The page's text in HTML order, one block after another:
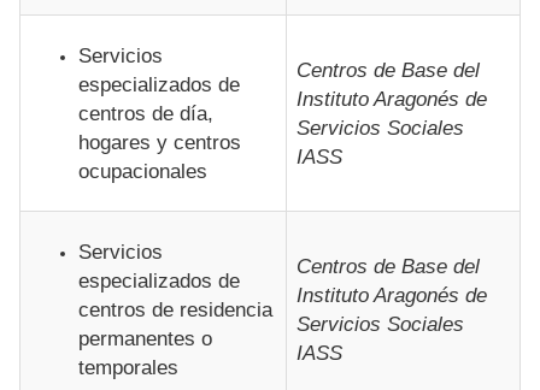
Servicios
especializados de
centros de día,
hogares y centros
ocupacionales
Centros de Base del
Instituto Aragonés de
Servicios Sociales
IASS
Servicios
especializados de
centros de residencia
permanentes o
temporales
Centros de Base del
Instituto Aragonés de
Servicios Sociales
IASS